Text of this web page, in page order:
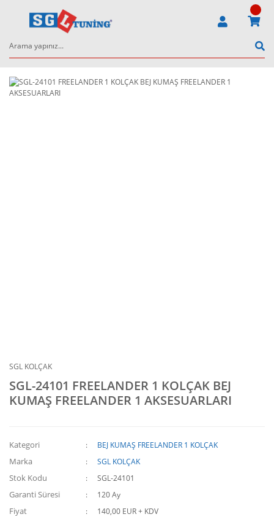
SGL KOLÇAK
SGL-24101 FREELANDER 1 KOLÇAK BEJ
KUMAŞ FREELANDER 1 AKSESUARLARI
Kategori BEJ KUMAŞ FREELANDER 1 KOLÇAK
Marka SGL KOLÇAK
Stok Kodu SGL-24101
Garanti Süresi 120 Ay
Fiyat 140,00 EUR + KDV